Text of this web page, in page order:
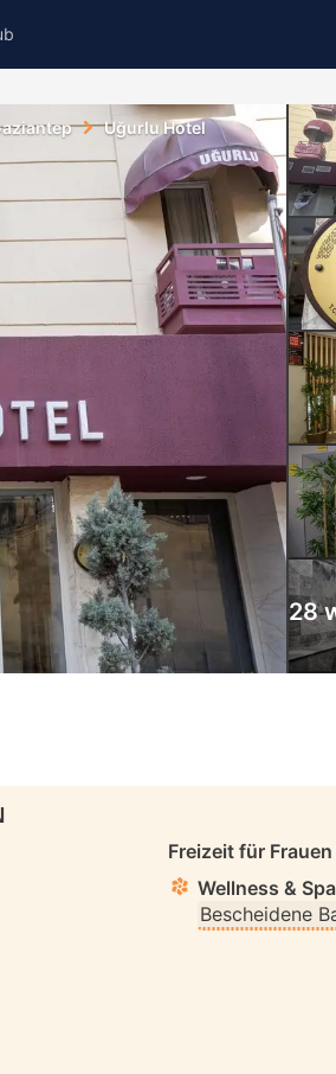
Uğurlu Hotel
28
Freizeit für
Wellness & Spa
Bescheidene